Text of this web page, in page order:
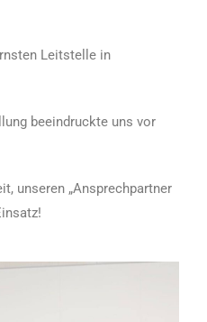
Leitstelle in
beeindruckte uns vor
unseren „Ansprechpartner